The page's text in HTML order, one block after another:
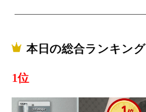
本日の総合ランキング
1位